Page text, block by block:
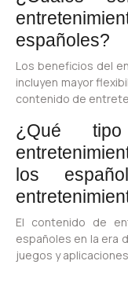
españoles?
Los beneficios del
incluyen mayor
contenido de
¿Qué
los
El contenido de
españoles en la era
juegos y